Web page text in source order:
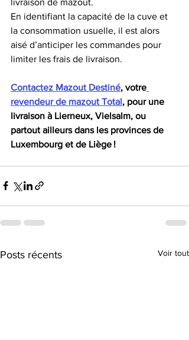
livraison de mazout.
En identifiant la capacité de la cuve et
la consommation usuelle, il est alors
aisé d’anticiper les commandes pour
limiter les frais de livraison.
Contactez Mazout Destiné, votre
revendeur de mazout Total, pour une
livraison à Lierneux, Vielsalm, ou
partout ailleurs dans les provinces de
Luxembourg et de Liège !
Posts récents Voir tout